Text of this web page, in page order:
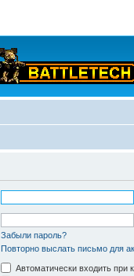
Забыли пароль?
Повторно выслать письмо для
Автоматически входить при